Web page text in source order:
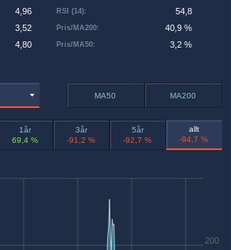
4,96
4,80
3,52 Pris/MA200: 40,9 %
RSI (14): 54,8
Pris/MA50: 3,2 %
MA50 MA200
1år
69,4 %
3år
-91,2 %
5år
-92,7 %
allt
-94,7 %
200